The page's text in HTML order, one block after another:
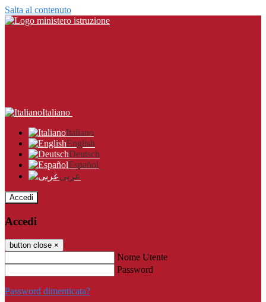
Salta al contenuto
Italiano
Italiano
English
Deutsch
Español
عربى
Accedi
Accedi
button close ×
Nome Utente
Password
Password dimenticata?